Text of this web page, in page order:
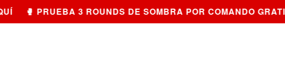
PRUEBA 3 ROUNDS DE SOMBRA POR COMANDO